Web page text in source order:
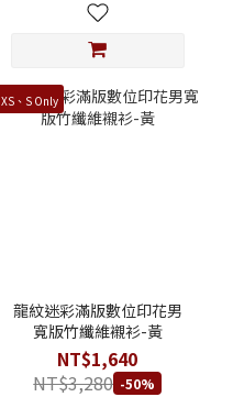
XS、S Only
龍紋迷彩滿版數位印花男
寬版竹纖維襯衫-黃
NT$1,640
NT$3,280 -50%